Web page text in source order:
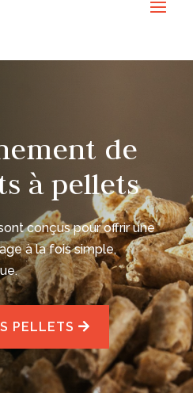
de
à pellets
conçus pour offrir une
à la fois simple,
PELLETS